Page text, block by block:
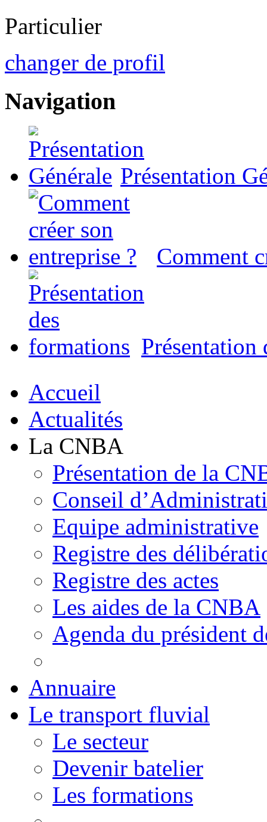
Particulier
changer de profil
Navigation
Présentation
Comment
Présentation
Accueil
Actualités
La CNBA
Présentation de la
Conseil
Equipe administrative
Registre des
Registre des actes
Les aides de la CNBA
Agenda du président
Annuaire
Le transport fluvial
Le secteur
Devenir batelier
Les formations